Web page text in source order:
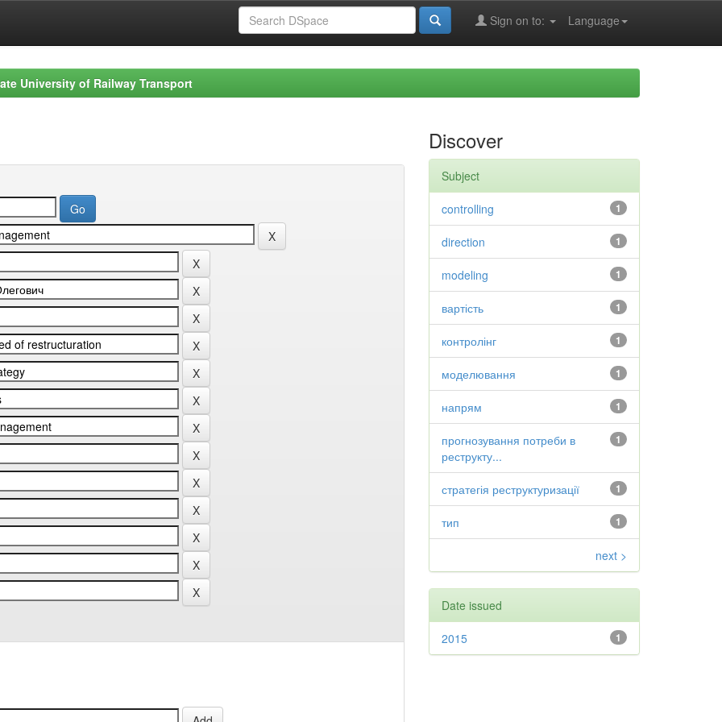
Language
Sign on to:
University of Railway Transport
Discover
Subject
1
controlling
1
direction
1
modeling
1
вартість
1
контролінг
1
моделювання
1
напрям
1
прогнозування потреби в
реструкту...
1
стратегія реструктуризації
1
тип
next >
Date issued
1
2015